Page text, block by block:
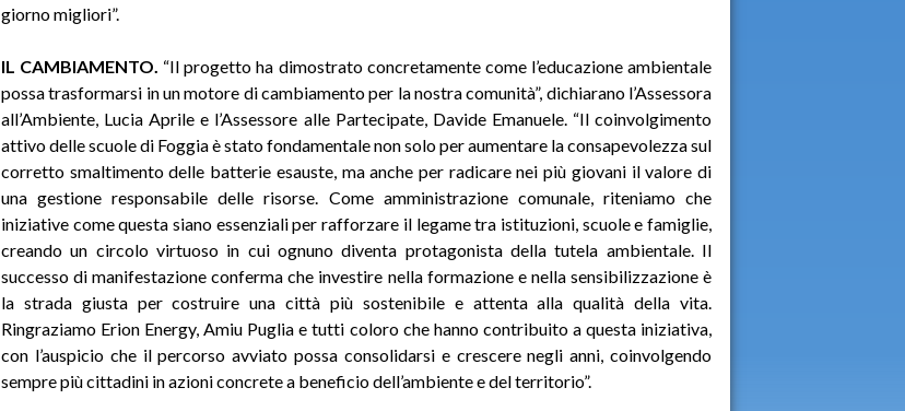
giorno migliori”.
IL CAMBIAMENTO. “Il progetto ha dimostrato concretamente come l’educazione ambientale
possa trasformarsi in un motore di cambiamento per la nostra comunità”, dichiarano l’Assessora
all’Ambiente, Lucia Aprile e l’Assessore alle Partecipate, Davide Emanuele. “Il coinvolgimento
attivo delle scuole di Foggia è stato fondamentale non solo per aumentare la consapevolezza sul
corretto smaltimento delle batterie esauste, ma anche per radicare nei più giovani il valore di
una gestione responsabile delle risorse. Come amministrazione comunale, riteniamo che
iniziative come questa siano essenziali per rafforzare il legame tra istituzioni, scuole e famiglie,
creando un circolo virtuoso in cui ognuno diventa protagonista della tutela ambientale. Il
successo di manifestazione conferma che investire nella formazione e nella sensibilizzazione è
la strada giusta per costruire una città più sostenibile e attenta alla qualità della vita.
Ringraziamo Erion Energy, Amiu Puglia e tutti coloro che hanno contribuito a questa iniziativa,
con l’auspicio che il percorso avviato possa consolidarsi e crescere negli anni, coinvolgendo
sempre più cittadini in azioni concrete a beneficio dell’ambiente e del territorio”.